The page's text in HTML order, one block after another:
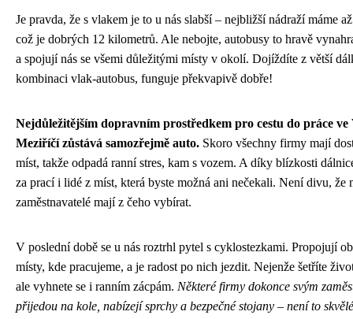
Je pravda, že s vlakem je to u nás slabší – nejbližší nádraží máme
což je dobrých 12 kilometrů. Ale nebojte, autobusy to hravě
a spojují nás se všemi důležitými místy v okolí. Dojíždíte z větší
kombinaci vlak-autobus, funguje překvapivě dobře!
Nejdůležitějším dopravním prostředkem pro cestu do práce ve
Meziříčí zůstává samozřejmě auto. Skoro všechny firmy mají
míst, takže odpadá ranní stres, kam s vozem. A díky blízkosti
za prací i lidé z míst, která byste možná ani nečekali. Není divu, že
zaměstnavatelé mají z čeho vybírat.
V poslední době se u nás roztrhl pytel s cyklostezkami. Propojují
místy, kde pracujeme, a je radost po nich jezdit. Nejenže šetříte
ale vyhnete se i ranním zácpám. Některé firmy dokonce svým
přijedou na kole, nabízejí sprchy a bezpečné stojany – není to